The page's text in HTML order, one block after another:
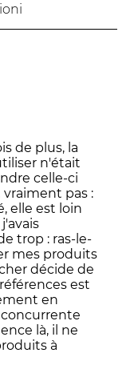
di
de plus, la
n'était
celle-ci
pas :
elle est loin
trop : ras-le-
mes produits
décide de
est
en
là, il ne
à